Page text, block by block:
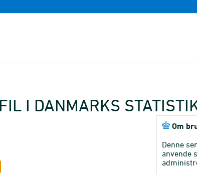
I DANMARKS
Om
Denne
anvende